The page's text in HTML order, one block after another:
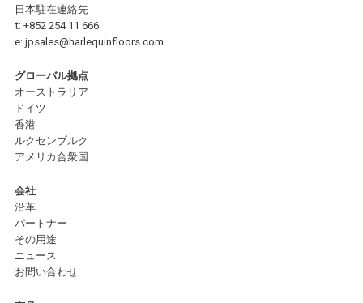
日本駐在連絡先
t: +852 254 11 666
e: jpsales@harlequinfloors.com
グローバル拠点
オーストラリア
ドイツ
香港
ルクセンブルク
アメリカ合衆国
会社
沿革
パートナー
その用途
ニュース
お問い合わせ